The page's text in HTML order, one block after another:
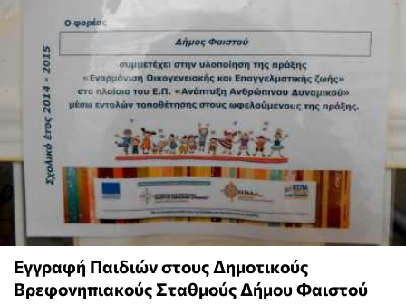
Εγγραφή Παιδιών στους Δημοτικούς
Βρεφονηπιακούς Σταθμούς Δήμου Φαιστού